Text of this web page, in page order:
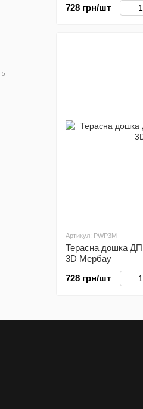
728 грн/шт
Артикул: PWP3M
Терасна дошка
3D Мербау
728 грн/шт
5